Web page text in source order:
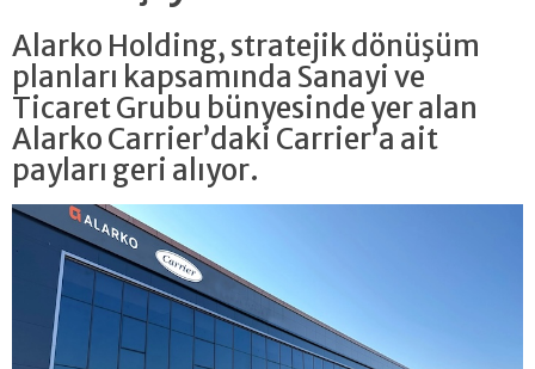
Alarko Holding, stratejik dönüşüm
planları kapsamında Sanayi ve
Ticaret Grubu bünyesinde yer alan
Alarko Carrier’daki Carrier’a ait
payları geri alıyor.